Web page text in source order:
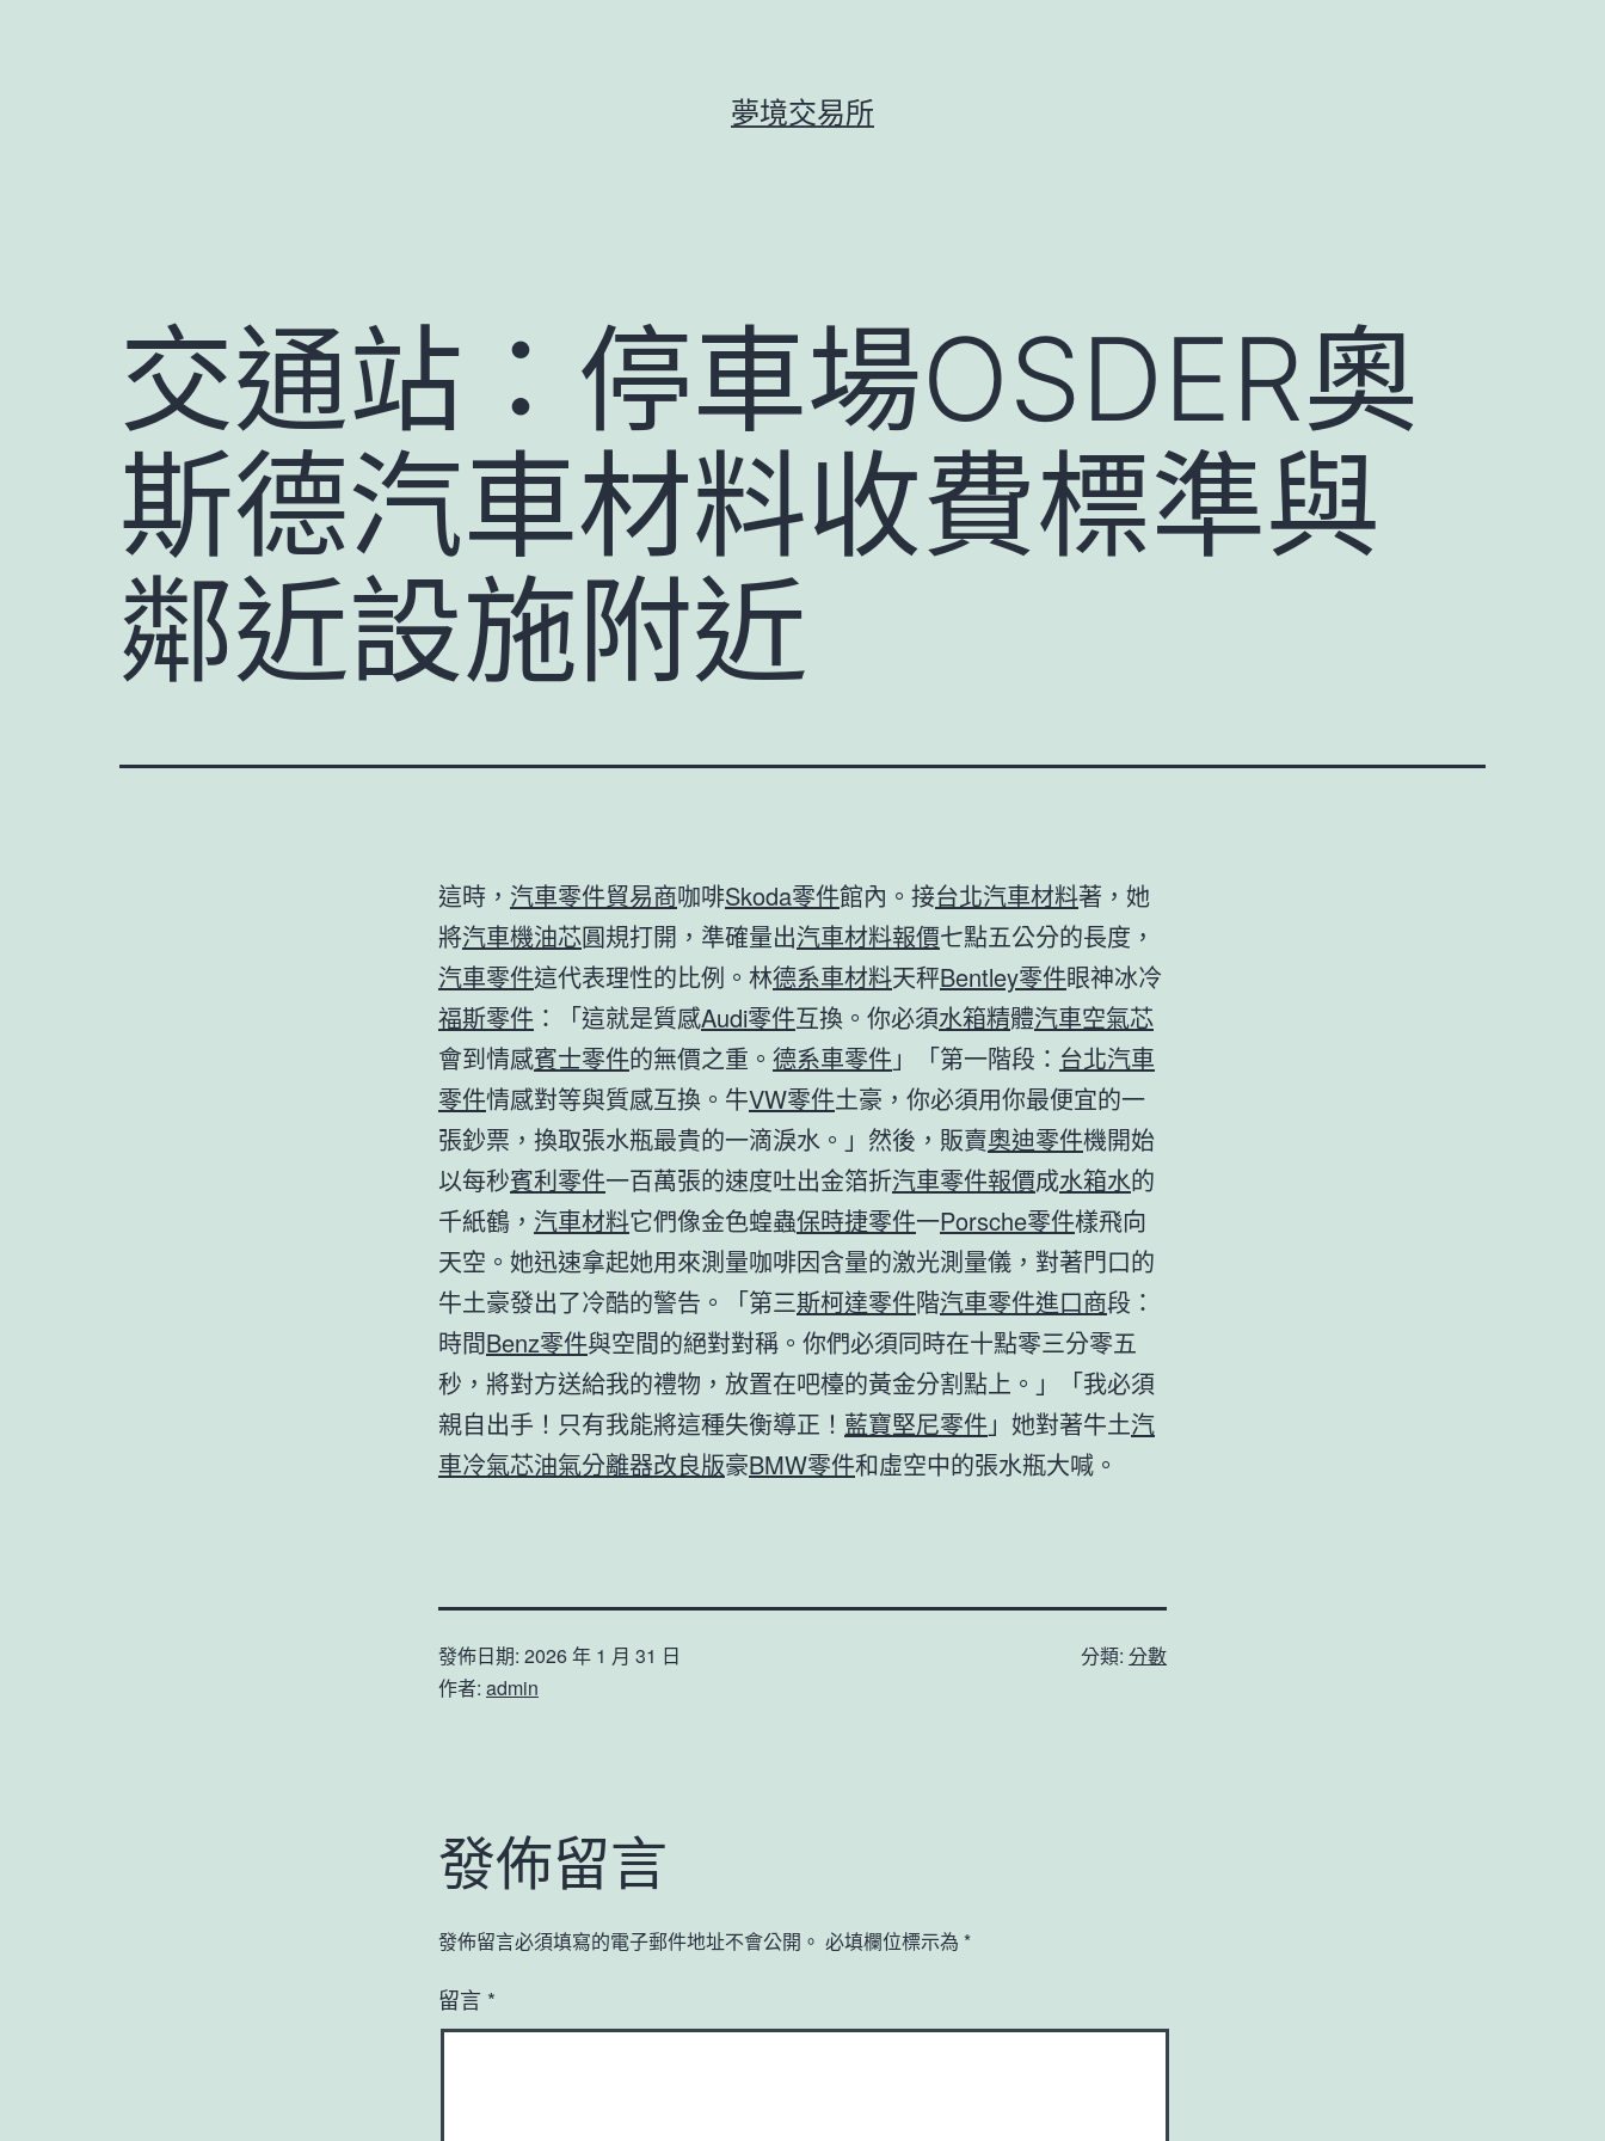
夢境交易所
交通站：停車場OSDER奧
斯德汽車材料收費標準與
鄰近設施附近
這時， 汽車零件貿易商咖啡Skoda零件館內。接台北汽車材料著，她
將汽車機油芯圓規打開，準確量出汽車材料報價七點五公分的長度，
汽車零件這代表理性的比例。林德系車材料天秤Bentley零件眼神冰冷
福斯零件 ：「這就是質感Audi零件互換。你必須水箱精體汽車空氣芯
會到情感賓士零件的無價之重。 德系車零件 」「第一階段： 台北汽車
零件情感對等與質感互換。牛VW零件土豪，你必須用你最便宜的一
張鈔票，換取張水瓶最貴的一滴淚水。」然後，販賣奧迪零件機開始
以每秒賓利零件一百萬張的速度吐出金箔折汽車零件報價成水箱水的
千紙鶴， 汽車材料它們像金色蝗蟲保時捷零件一Porsche零件樣飛向
天空。她迅速拿起她用來測量咖啡因含量的激光測量儀，對著門口的
牛土豪發出了冷酷的警告。「第三斯柯達零件階汽車零件進口商段：
時間Benz零件與空間的絕對對稱。你們必須同時在十點零三分零五
秒，將對方送給我的禮物，放置在吧檯的黃金分割點上。」「我必須
親自出手！只有我能將這種失衡導正！ 藍寶堅尼零件 」她對著牛土汽
車冷氣芯油氣分離器改良版豪BMW零件和虛空中的張水瓶大喊。
發佈日期: 2026 年 1 月 31 日
作者: admin
分類: 分數
發佈留言
發佈留言必須填寫的電子郵件地址不會公開。 必填欄位標示為 *
留言 *